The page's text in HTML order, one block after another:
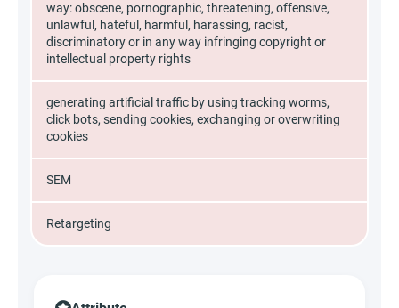
way: obscene, pornographic, threatening, offensive,
unlawful, hateful, harmful, harassing, racist,
discriminatory or in any way infringing copyright or
intellectual property rights
generating artificial traffic by using tracking worms,
click bots, sending cookies, exchanging or overwriting
cookies
SEM
Retargeting